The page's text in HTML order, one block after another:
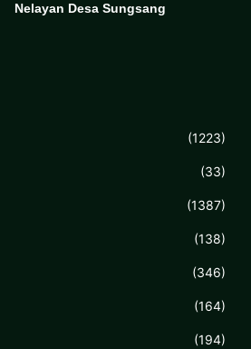
Nelayan Desa Sungsang
(1223)
(33)
(1387)
(138)
(346)
(164)
(194)